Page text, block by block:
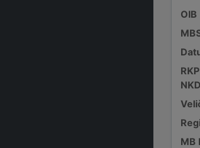
OIB
RKP
NKD
MB